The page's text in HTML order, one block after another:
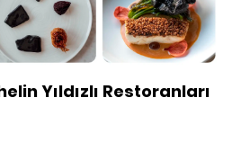
Yıldızlı Restoranları